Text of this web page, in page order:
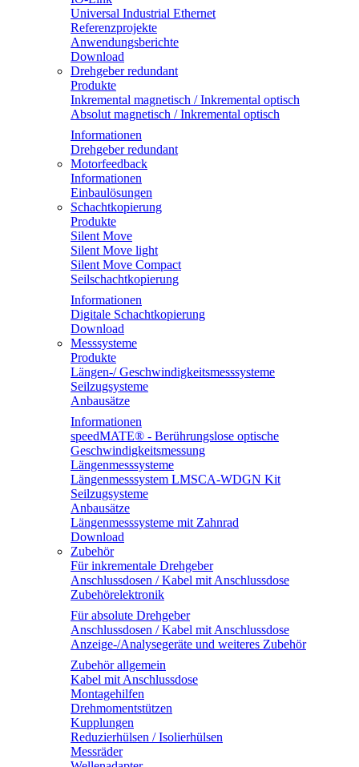
Universal Industrial Ethernet
Referenzprojekte
Anwendungsberichte
Download
Drehgeber redundant
Produkte
Inkremental magnetisch / Inkremental optisch
Absolut magnetisch / Inkremental optisch
Informationen
Drehgeber redundant
Motorfeedback
Informationen
Einbaulösungen
Schachtkopierung
Produkte
Silent Move
Silent Move light
Silent Move Compact
Seilschachtkopierung
Informationen
Digitale Schachtkopierung
Download
Messsysteme
Produkte
Längen-/ Geschwindigkeitsmesssysteme
Seilzugsysteme
Anbausätze
Informationen
speedMATE® - Berührungslose optische
Geschwindigkeitsmessung
Längenmesssysteme
Längenmesssystem LMSCA-WDGN Kit
Seilzugsysteme
Anbausätze
Längenmesssysteme mit Zahnrad
Download
Zubehör
Für inkrementale Drehgeber
Anschlussdosen / Kabel mit Anschlussdose
Zubehörelektronik
Für absolute Drehgeber
Anschlussdosen / Kabel mit Anschlussdose
Anzeige-/Analysegeräte und weiteres Zubehör
Zubehör allgemein
Kabel mit Anschlussdose
Montagehilfen
Drehmomentstützen
Kupplungen
Reduzierhülsen / Isolierhülsen
Messräder